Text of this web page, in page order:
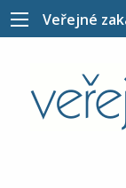
Veřejné